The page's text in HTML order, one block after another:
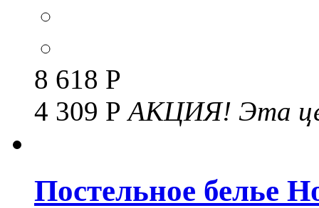
8 618 Р
4 309 РАКЦИЯ! Эта
Постельное белье